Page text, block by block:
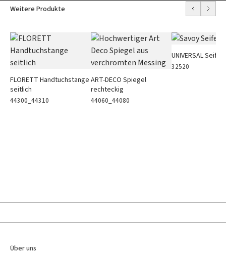
Weitere Produkte
FLORETT Handtuchstange
seitlich
44300_44310
ART-DECO Spiegel
rechteckig
44060_44080
UNIVERSAL
32520
Über uns